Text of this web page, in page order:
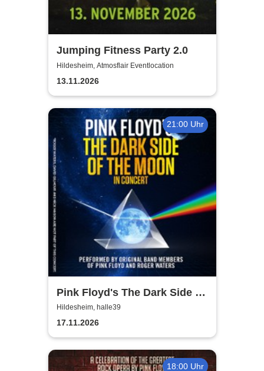
Jumping Fitness Party 2.0
Hildesheim, Atmosflair Eventlocation
13.11.2026
21:00 Uhr
Pink Floyd's The Dark Side of
the Moon - In Concert
Hildesheim, halle39
17.11.2026
18:00 Uhr